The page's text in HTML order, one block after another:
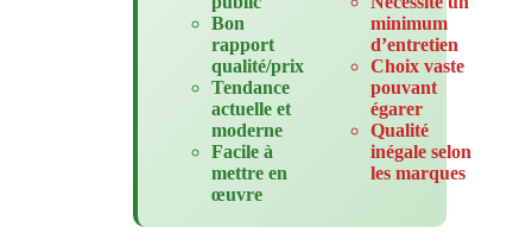
Bon
rapport
qualité/prix
Tendance
actuelle et
moderne
Facile à
mettre en
œuvre
minimum
d’entretien
Choix vaste
pouvant
égarer
Qualité
inégale selon
les marques